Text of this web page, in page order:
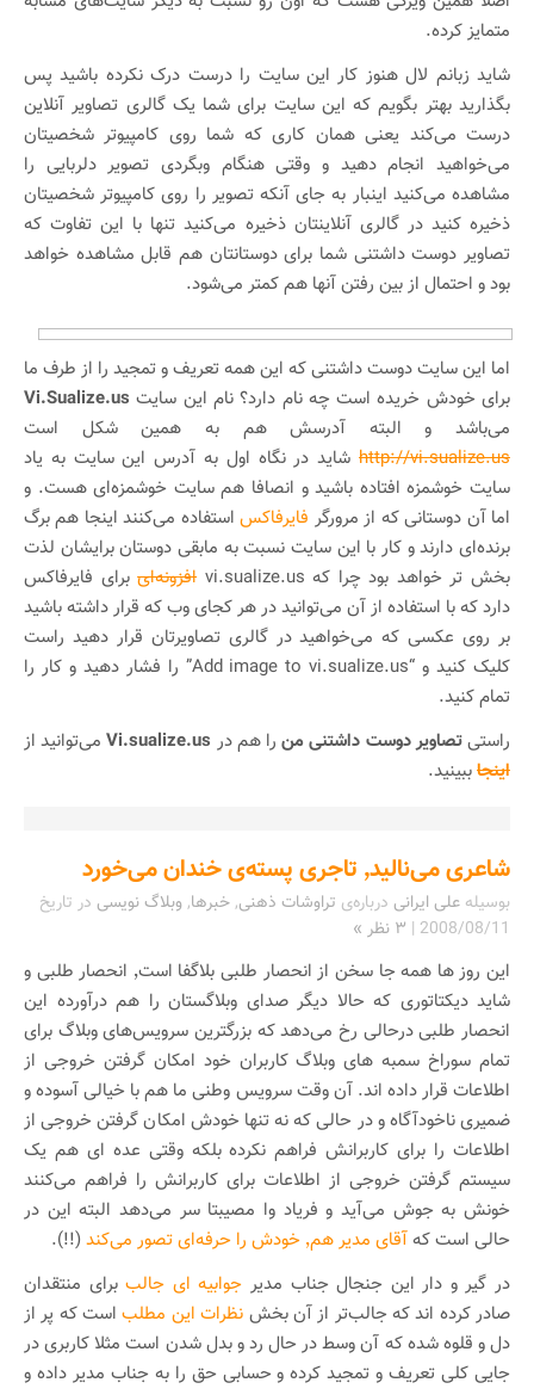
متمایز کرده.
شاید زبانم لال هنوز کار این سایت را درست درک نکرده باشید پس
بگذارید بهتر بگویم که این سایت برای شما یک گالری تصاویر آنلاین
درست می‌کند یعنی همان کاری که شما روی کامپیوتر شخصیتان
می‌خواهید انجام دهید و وقتی هنگام وبگردی تصویر دلربایی را
مشاهده می‌کنید اینبار به جای آنکه تصویر را روی کامپیوتر شخصیتان
ذخیره کنید در گالری آنلاینتان ذخیره می‌کنید تنها با این تفاوت که
تصاویر دوست داشتنی شما برای دوستانتان هم قابل مشاهده خواهد
بود و احتمال از بین رفتن آنها هم کمتر می‌شود.
اما این سایت دوست داشتنی که این همه تعریف و تمجید را از طرف ما
برای خودش خریده است چه نام دارد؟ نام این سایت Vi.Sualize.us
می‌باشد و البته آدرسش هم به همین شکل است
http://vi.sualize.us شاید در نگاه اول به آدرس این سایت به یاد
سایت خوشمزه افتاده باشید و انصافا هم سایت خوشمزه‌ای هست. و
اما آن دوستانی که از مرورگر فایرفاکساستفاده می‌کنند اینجا هم برگ
برنده‌ای دارند و کار با این سایت نسبت به مابقی دوستان برایشان لذت
بخش تر خواهد بود چرا که vi.sualize.us
افزونه‌ایبرای فایرفاکس
دارد که با استفاده از آن می‌توانید در هر کجای وب که قرار داشته باشید
بر روی عکسی که می‌خواهید در گالری تصاویرتان قرار دهید راست
کلیک کنید و “Add image to vi.sualize.us” را فشار دهید و کار را
تمام کنید.
راستیتصاویر دوست داشتنی منرا هم در Vi.sualize.usمی‌توانید از
اینجاببینید.
شاعری می‌نالید٬ تاجری پسته‌ی خندان می‌خورد
بوسیله علی ایرانی درباره‌ی تراوشات ذهنی,خبرها,وبلاگ نویسی در تاریخ
2008/08/11
| ۳ نظر »
این روز ها همه جا سخن از انحصار طلبی بلاگفا است٬ انحصار طلبی و
شاید دیکتاتوری که حالا دیگر صدای وبلاگستان را هم درآورده این
انحصار طلبی درحالی رخ می‌دهد که بزرگترین سرویس‌های وبلاگ برای
تمام سوراخ سمبه های وبلاگ ‌کاربران خود امکان گرفتن خروجی از
اطلاعات قرار داده اند. آن وقت سرویس وطنی ما هم با خیالی آسوده و
ضمیری ناخودآگاه و در حالی که نه تنها خودش امکان گرفتن خروجی از
اطلاعات را برای کاربرانش فراهم نکرده بلکه وقتی عده ای هم یک
سیستم گرفتن خروجی از اطلاعات برای کاربرانش را فراهم می‌کنند
خونش به جوش می‌آید و فریاد وا مصیبتا سر می‌دهد البته این در
حالی است کهآقای مدیر هم٬ خودش را حرفه‌ای تصور می‌کند
(!!).
در گیر و دار این جنجال جناب مدیر جوابیه ای جالببرای منتقدان
صادر کرده اند که جالب‌تر از آن بخش نظرات این مطلباست که پر از
دل و قلوه شده که آن وسط در حال رد و بدل شدن است مثلا کاربری در
جایی کلی تعریف و تمجید کرده و حسابی حق را به جناب مدیر داده و